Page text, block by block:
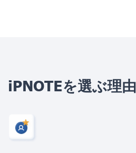
iPNOTEを選ぶ理由